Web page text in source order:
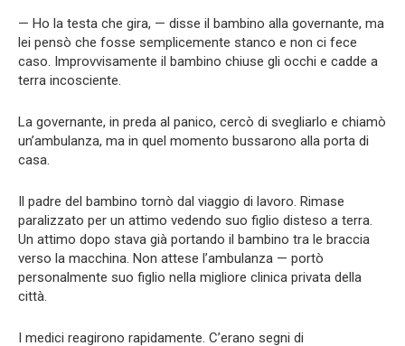
— Ho la testa che gira, — disse il bambino alla governante, ma
lei pensò che fosse semplicemente stanco e non ci fece
caso. Improvvisamente il bambino chiuse gli occhi e cadde a
terra incosciente.
La governante, in preda al panico, cercò di svegliarlo e chiamò
un’ambulanza, ma in quel momento bussarono alla porta di
casa.
Il padre del bambino tornò dal viaggio di lavoro. Rimase
paralizzato per un attimo vedendo suo figlio disteso a terra.
Un attimo dopo stava già portando il bambino tra le braccia
verso la macchina. Non attese l’ambulanza — portò
personalmente suo figlio nella migliore clinica privata della
città.
I medici reagirono rapidamente. C’erano segni di